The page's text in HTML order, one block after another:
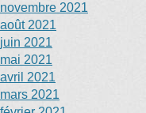
novembre 2021
août 2021
juin 2021
mai 2021
avril 2021
mars 2021